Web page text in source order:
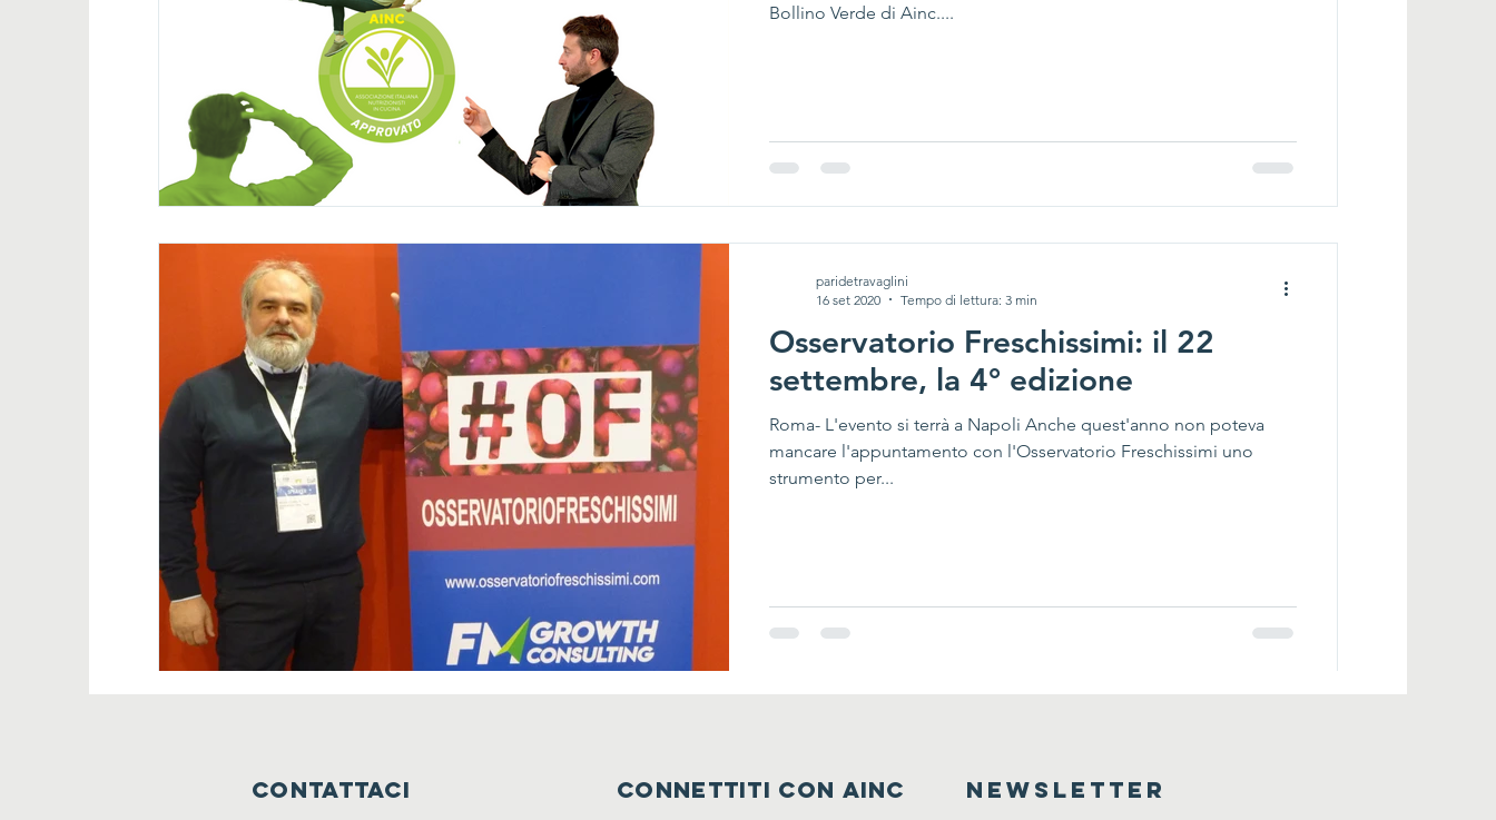
Bollino Verde di Ainc....
Osservatorio Freschissimi: il 22
settembre, la 4° edizione
Roma- L'evento si terrà a Napoli Anche quest'anno non poteva
mancare l'appuntamento con l'Osservatorio Freschissimi uno
strumento per...
paridetravaglini
16 set 2020
Tempo di lettura: 3 min
contattaci connettiti con ainc newsletter